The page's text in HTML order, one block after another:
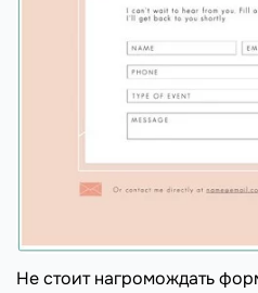
Не стоит нагромождать